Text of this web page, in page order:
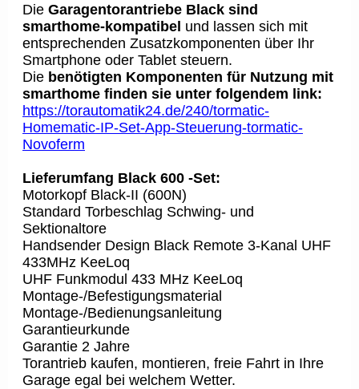
Die Garagentorantriebe Black sind
smarthome-kompatibel und lassen sich mit
entsprechenden Zusatzkomponenten über Ihr
Smartphone oder Tablet steuern.
Die benötigten Komponenten für Nutzung mit
smarthome finden sie unter folgendem link:
https://torautomatik24.de/240/tormatic-
Homematic-IP-Set-App-Steuerung-tormatic-
Novoferm
Lieferumfang Black 600 -Set:
Motorkopf Black-II (600N)
Standard Torbeschlag Schwing- und
Sektionaltore
Handsender Design Black Remote 3-Kanal UHF
433MHz KeeLoq
UHF Funkmodul 433 MHz KeeLoq
Montage-/Befestigungsmaterial
Montage-/Bedienungsanleitung
Garantieurkunde
Garantie 2 Jahre
Torantrieb kaufen, montieren, freie Fahrt in Ihre
Garage egal bei welchem Wetter.